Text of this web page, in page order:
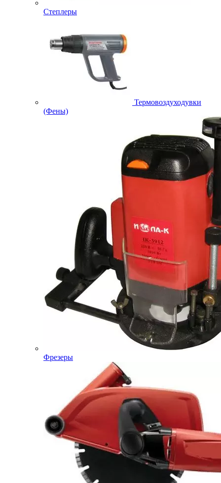
Степлеры
Термовоздуходувки
(Фены)
Фрезеры